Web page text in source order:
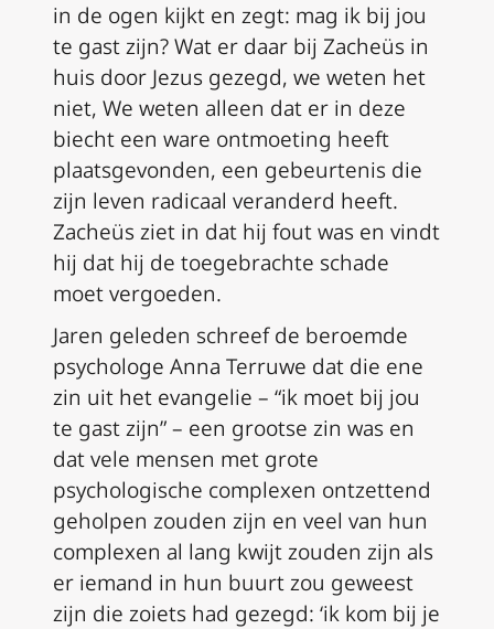
in de ogen kijkt en zegt: mag ik bij jou
te gast zijn? Wat er daar bij Zacheüs in
huis door Jezus gezegd, we weten het
niet, We weten alleen dat er in deze
biecht een ware ontmoeting heeft
plaatsgevonden, een gebeurtenis die
zijn leven radicaal veranderd heeft.
Zacheüs ziet in dat hij fout was en vindt
hij dat hij de toegebrachte schade
moet vergoeden.
Jaren geleden schreef de beroemde
psychologe Anna Terruwe dat die ene
zin uit het evangelie – “ik moet bij jou
te gast zijn” – een grootse zin was en
dat vele mensen met grote
psychologische complexen ontzettend
geholpen zouden zijn en veel van hun
complexen al lang kwijt zouden zijn als
er iemand in hun buurt zou geweest
zijn die zoiets had gezegd: ‘ik kom bij je